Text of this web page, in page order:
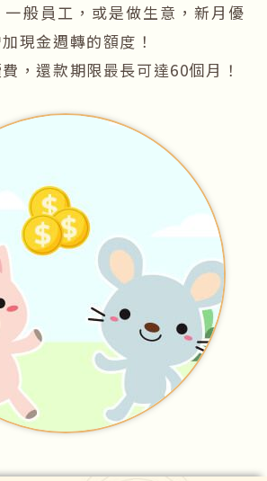
般員工，或是做生意，新月優
現金週轉的額度！
，還款期限最長可達60個月！